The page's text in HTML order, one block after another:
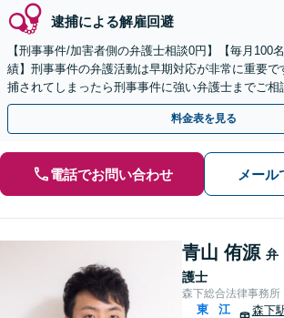
逮捕による解雇回避
【刑事事件/加害者側の弁護士相談0円】【毎月100
績】刑事事件の弁護活動は早期対応が非常に重要で
捕されてしまったら刑事事件に強い弁護士までご相
相談０円(電話)】【加害者側の相談専門】
料金表を見る
電話でお問い合わせ メール
青山 侑源 弁
護士
森下総合法律事務所
東
江
森下